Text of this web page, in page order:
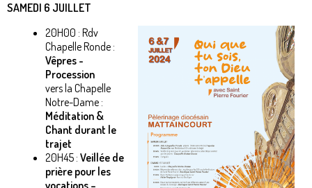
SAMEDI 6 JUILLET
20H00 : Rdv
Chapelle Ronde :
Vêpres -
Procession
vers la Chapelle
Notre-Dame :
Méditation &
Chant durant le
trajet
20H45 : Veillée de
prière pour les